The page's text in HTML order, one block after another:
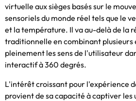
virtuelle aux sièges basés sur le
sensoriels du monde réel tels que le
et la température. Il va au-delà de la
traditionnelle en combinant plusieurs
pleinement les sens de l'utilisateur
interactif à 360 degrés.
L'intérêt croissant pour l'expérience
provient de sa capacité à captiver les